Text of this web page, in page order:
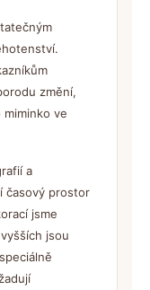
změní,
ve
a
časový prostor
jsme
jsou